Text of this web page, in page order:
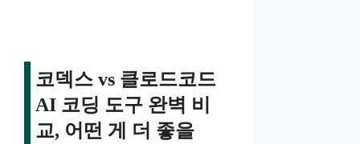
코덱스 vs 클로드코드
AI 코딩 도구 완벽 비
교, 어떤 게 더 좋을